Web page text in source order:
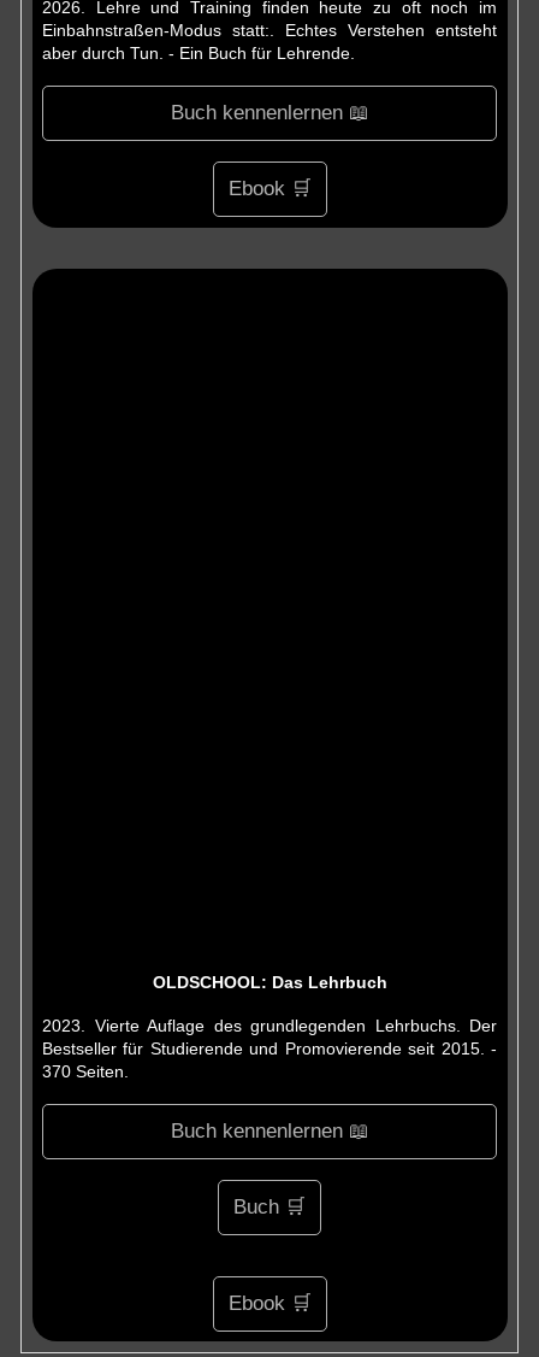
2026. Lehre und Training finden heute zu oft noch im
Einbahnstraßen-Modus statt:. Echtes Verstehen entsteht
aber durch Tun. - Ein Buch für Lehrende.
Buch kennenlernen 📖
Ebook 🛒
OLDSCHOOL: Das Lehrbuch
2023. Vierte Auflage des grundlegenden Lehrbuchs. Der
Bestseller für Studierende und Promovierende seit 2015. -
370 Seiten.
Buch kennenlernen 📖
Buch 🛒
Ebook 🛒